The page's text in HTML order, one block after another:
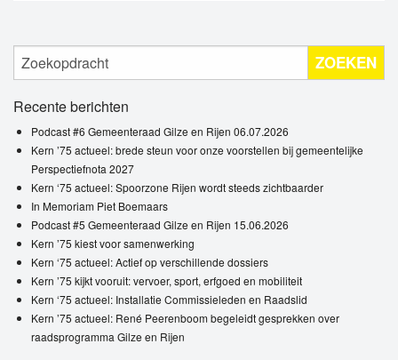
ZOEKEN
Recente berichten
Podcast #6 Gemeenteraad Gilze en Rijen 06.07.2026
Kern ’75 actueel: brede steun voor onze voorstellen bij gemeentelijke
Perspectiefnota 2027
Kern ‘75 actueel: Spoorzone Rijen wordt steeds zichtbaarder
In Memoriam Piet Boemaars
Podcast #5 Gemeenteraad Gilze en Rijen 15.06.2026
Kern ’75 kiest voor samenwerking
Kern ‘75 actueel: Actief op verschillende dossiers
Kern ’75 kijkt vooruit: vervoer, sport, erfgoed en mobiliteit
Kern ‘75 actueel: Installatie Commissieleden en Raadslid
Kern ’75 actueel: René Peerenboom begeleidt gesprekken over
raadsprogramma Gilze en Rijen